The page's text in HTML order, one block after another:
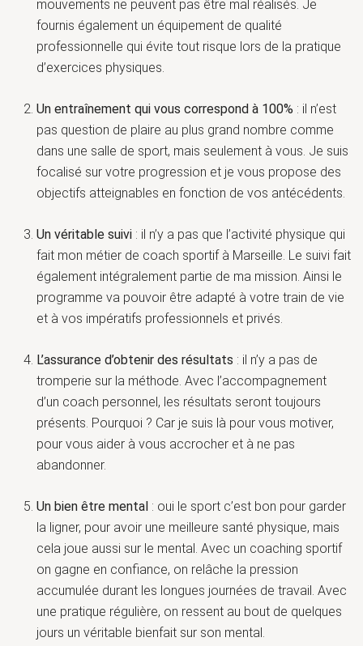
mouvements ne peuvent pas être mal réalisés. Je
fournis également un équipement de qualité
professionnelle qui évite tout risque lors de la pratique
d’exercices physiques.
Un entraînement qui vous correspond à 100% : il n’est
pas question de plaire au plus grand nombre comme
dans une salle de sport, mais seulement à vous. Je suis
focalisé sur votre progression et je vous propose des
objectifs atteignables en fonction de vos antécédents.
Un véritable suivi : il n’y a pas que l’activité physique qui
fait mon métier de coach sportif à Marseille. Le suivi fait
également intégralement partie de ma mission. Ainsi le
programme va pouvoir être adapté à votre train de vie
et à vos impératifs professionnels et privés.
L’assurance d’obtenir des résultats : il n’y a pas de
tromperie sur la méthode. Avec l’accompagnement
d’un coach personnel, les résultats seront toujours
présents. Pourquoi ? Car je suis là pour vous motiver,
pour vous aider à vous accrocher et à ne pas
abandonner.
Un bien être mental : oui le sport c’est bon pour garder
la ligner, pour avoir une meilleure santé physique, mais
cela joue aussi sur le mental. Avec un coaching sportif
on gagne en confiance, on relâche la pression
accumulée durant les longues journées de travail. Avec
une pratique régulière, on ressent au bout de quelques
jours un véritable bienfait sur son mental.